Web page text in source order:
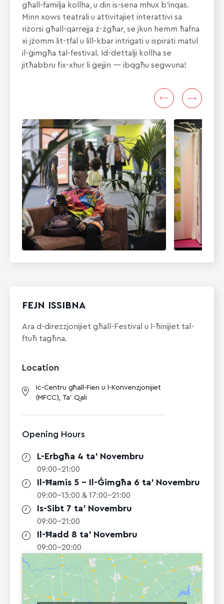
għall-familja kollha, u din is-sena mhux b’inqas.
Minn xows teatrali u attivitajiet interattivi sa
riżorsi għall-qarrejja ż-żgħar, se jkun hemm ħafna
xi jżomm lit-tfal u lill-kbar intrigati u ispirati matul
il-ġimgħa tal-festival. Id-dettalji kollha se
jitħabbru fix-xhur li ġejjin — ibqgħu segwuna!
FEJN ISSIBNA
Ara d-direzzjonijiet għall-Festival u l-ħinijiet tal-
ftuħ tagħna.
Location
Iċ-Ċentru għall-Fieri u l-Konvenzjonijiet
(MFCC), Ta' Qali
Opening Hours
L-Erbgħa 4 ta' Novembru
09:00-21:00
Il-Ħamis 5 - Il-Ġimgħa 6 ta' Novembru
09:00-13:00 & 17:00-21:00
Is-Sibt 7 ta' Novembru
09:00-21:00
Il-Ħadd 8 ta' Novembru
09:00-20:00